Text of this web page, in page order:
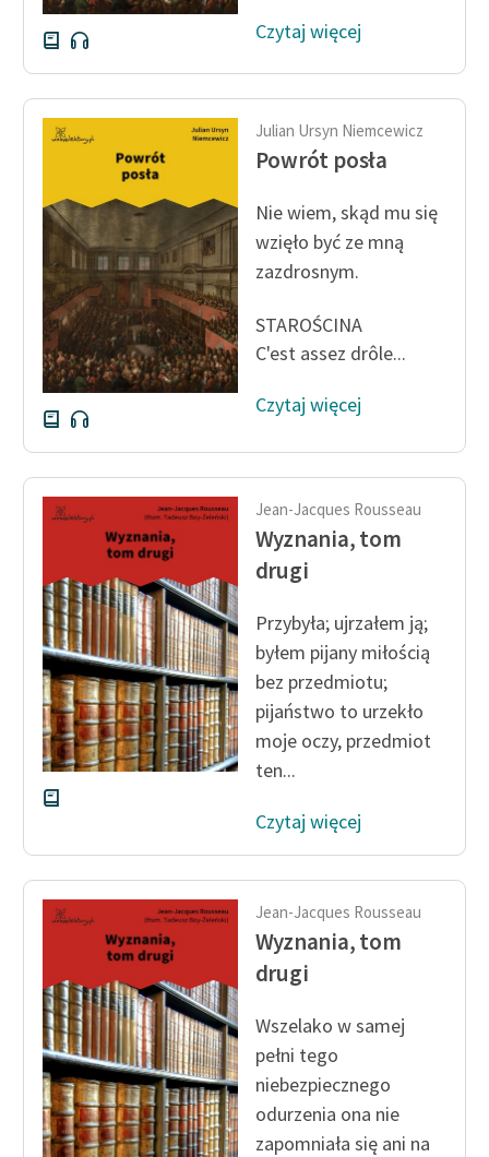
Czytaj więcej
Julian Ursyn Niemcewicz
Powrót posła
Nie wiem, skąd mu się
wzięło być ze mną
zazdrosnym.
STAROŚCINA
C'est assez drôle...
Czytaj więcej
Jean-Jacques Rousseau
Wyznania, tom
drugi
Przybyła; ujrzałem ją;
byłem pijany miłością
bez przedmiotu;
pijaństwo to urzekło
moje oczy, przedmiot
ten...
Czytaj więcej
Jean-Jacques Rousseau
Wyznania, tom
drugi
Wszelako w samej
pełni tego
niebezpiecznego
odurzenia ona nie
zapomniała się ani na